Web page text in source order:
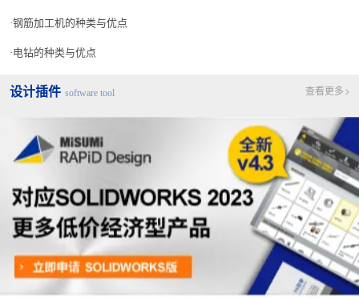
钢筋加工机的种类与优点
电钻的种类与优点
设计插件 software tool 查看更多